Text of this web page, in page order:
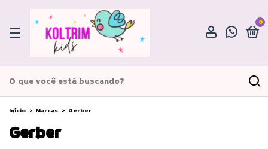
0
Início > Marcas > Gerber
Gerber